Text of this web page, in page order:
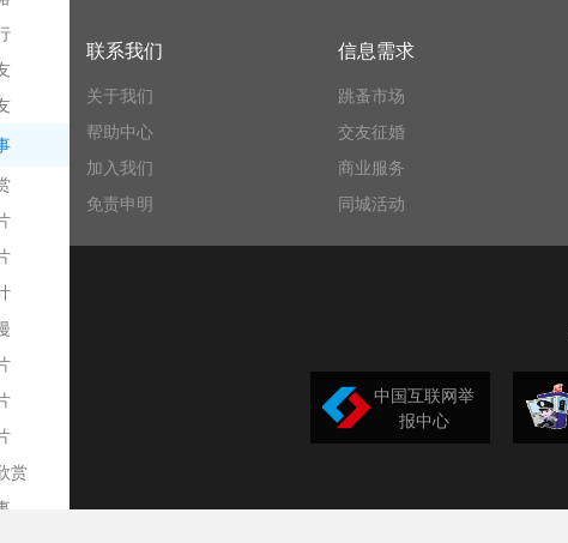
赏
联系我们
关于我们
帮助中心
加入我们
免责申明
信息需求
跳蚤市场
交友征婚
商业服务
同城活动
中国互联网举
报中心